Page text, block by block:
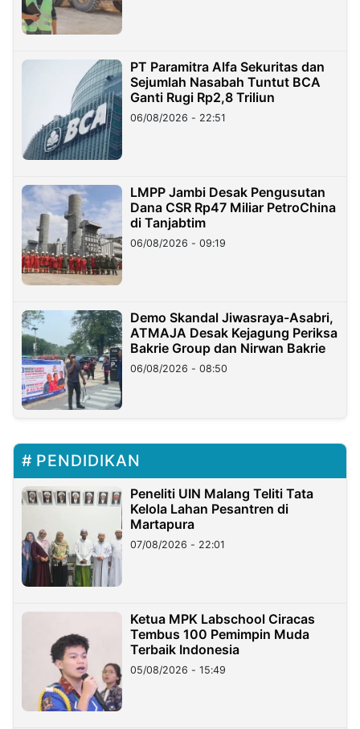
PT Paramitra Alfa Sekuritas dan
Sejumlah Nasabah Tuntut BCA
Ganti Rugi Rp2,8 Triliun
06/08/2026 - 22:51
LMPP Jambi Desak Pengusutan
Dana CSR Rp47 Miliar PetroChina
di Tanjabtim
06/08/2026 - 09:19
Demo Skandal Jiwasraya-Asabri,
ATMAJA Desak Kejagung Periksa
Bakrie Group dan Nirwan Bakrie
06/08/2026 - 08:50
PENDIDIKAN
Peneliti UIN Malang Teliti Tata
Kelola Lahan Pesantren di
Martapura
07/08/2026 - 22:01
Ketua MPK Labschool Ciracas
Tembus 100 Pemimpin Muda
Terbaik Indonesia
05/08/2026 - 15:49